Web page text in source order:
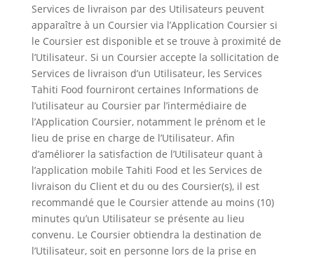
Services de livraison par des Utilisateurs peuvent
apparaître à un Coursier via l’Application Coursier si
le Coursier est disponible et se trouve à proximité de
l’Utilisateur. Si un Coursier accepte la sollicitation de
Services de livraison d’un Utilisateur, les Services
Tahiti Food fourniront certaines Informations de
l’utilisateur au Coursier par l’intermédiaire de
l’Application Coursier, notamment le prénom et le
lieu de prise en charge de l’Utilisateur. Afin
d’améliorer la satisfaction de l’Utilisateur quant à
l’application mobile Tahiti Food et les Services de
livraison du Client et du ou des Coursier(s), il est
recommandé que le Coursier attende au moins (10)
minutes qu’un Utilisateur se présente au lieu
convenu. Le Coursier obtiendra la destination de
l’Utilisateur, soit en personne lors de la prise en